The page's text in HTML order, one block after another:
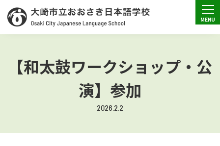
【和太鼓ワークショップ・公
演】参加
2026.2.2